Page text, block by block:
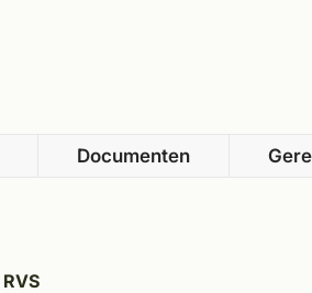
Documenten